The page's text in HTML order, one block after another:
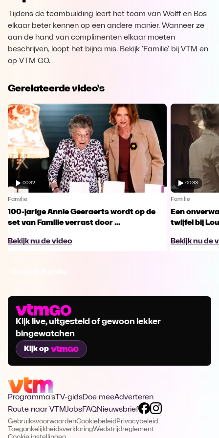
Tijdens de teambuilding leert het team van Wolff en Bos
elkaar beter kennen op een andere manier. Wanneer ze
aan de hand van complimenten elkaar moeten
beschrijven, loopt het bijna mis. Bekijk 'Familie' bij VTM en
op VTM GO.
Gerelateerde video's
00:32
Familie
100-jarige Annie Geeraerts wordt op de
set van Familie verrast door ...
Bekijk nu de video
00:33
Familie
Een
twijfel bij
Bekijk nu de
Kijk live, uitgesteld of gewoon lekker
bingewatchen
Kijk op
Programma's TV-gidsDoe meeAdverteren
Route naar VTMJobsFAQNieuwsbrief
GebruiksvoorwaardenCookiebeleid Privacybeleid
ToegankelijkheidsverklaringWedstrijdreglement